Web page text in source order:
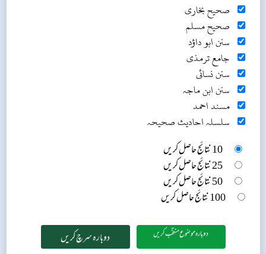
صحیح بخاری
صحیح مسلم
سنن ابو داؤد
جامع ترمذی
سنن نسائی
سنن ابن ماجہ
مسند احمد
سلسلہ احادیث صحیحہ
10 نتائج حاصل کریں
25 نتائج حاصل کریں
50 نتائج حاصل کریں
100 نتائج حاصل کریں
دوبارہ موضوع منتخب کریں